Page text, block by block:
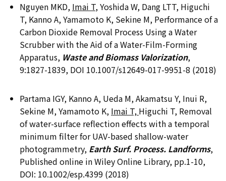
Nguyen MKD, Imai T, Yoshida W, Dang LTT, Higuchi
T, Kanno A, Yamamoto K, Sekine M, Performance of a
Carbon Dioxide Removal Process Using a Water
Scrubber with the Aid of a Water-Film-Forming
Apparatus, Waste and Biomass Valorization,
9:1827-1839, DOI 10.1007/s12649-017-9951-8 (2018)
Partama IGY, Kanno A, Ueda M, Akamatsu Y, Inui R,
Sekine M, Yamamoto K, Imai T, Higuchi T, Removal
of water-surface reflection effects with a temporal
minimum filter for UAV-based shallow-water
photogrammetry, Earth Surf. Process. Landforms,
Published online in Wiley Online Library, pp.1-10,
DOI: 10.1002/esp.4399 (2018)